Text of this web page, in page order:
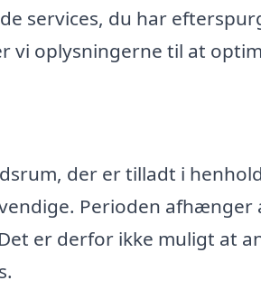
services, du har
vi oplysningerne til at
der er tilladt i
Perioden afhænger
er derfor ikke muligt at